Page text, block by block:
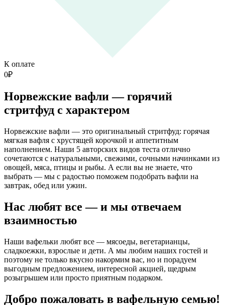
К оплате
0₽
Норвежские вафли — горячий
стритфуд с характером
Норвежские вафли — это оригинальный стритфуд: горячая
мягкая вафля с хрустящей корочкой и аппетитным
наполнением. Наши 5 авторских видов теста отлично
сочетаются с натуральными, свежими, сочными начинками из
овощей, мяса, птицы и рыбы. А если вы не знаете, что
выбрать — мы с радостью поможем подобрать вафли на
завтрак, обед или ужин.
Нас любят все — и мы отвечаем
взаимностью
Наши вафельки любят все — мясоеды, вегетарианцы,
сладкоежки, взрослые и дети. А мы любим наших гостей и
поэтому не только вкусно накормим вас, но и порадуем
выгодным предложением, интересной акцией, щедрым
розыгрышем или просто приятным подарком.
Добро пожаловать в вафельную семью!